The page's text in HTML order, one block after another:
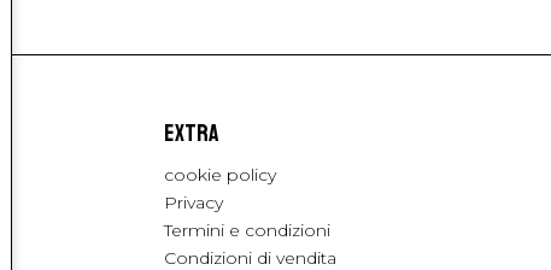
EXTRA
cookie policy
Privacy
Termini e condizioni
Condizioni di vendita